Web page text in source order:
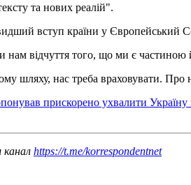
та нових реалій".
вступ країни у Європейський
нам відчуття того, що ми є частиною
шляху, нас треба враховувати. Про
прискорено ухвалити
канал https://t.me/korrespondentnet